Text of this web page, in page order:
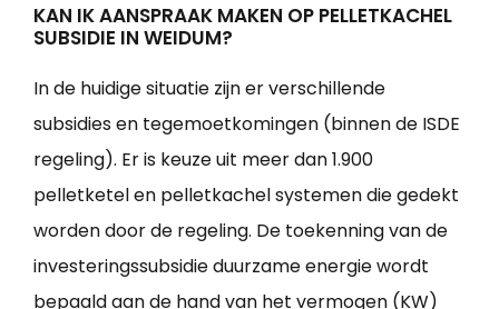
KAN IK AANSPRAAK MAKEN OP PELLETKACHEL
SUBSIDIE IN WEIDUM?
In de huidige situatie zijn er verschillende
subsidies en tegemoetkomingen (binnen de ISDE
regeling). Er is keuze uit meer dan 1.900
pelletketel en pelletkachel systemen die gedekt
worden door de regeling. De toekenning van de
investeringssubsidie duurzame energie wordt
bepaald aan de hand van het vermogen (KW)